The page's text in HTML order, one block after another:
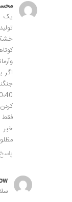
یک
فقط
خبر
پاسخ